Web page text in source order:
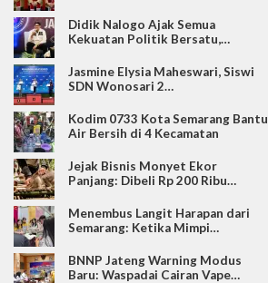
Didik Nalogo Ajak Semua
Kekuatan Politik Bersatu,…
Jasmine Elysia Maheswari, Siswi
SDN Wonosari 2…
Kodim 0733 Kota Semarang Bantu
Air Bersih di 4 Kecamatan
Jejak Bisnis Monyet Ekor
Panjang: Dibeli Rp 200 Ribu…
Menembus Langit Harapan dari
Semarang: Ketika Mimpi…
BNNP Jateng Warning Modus
Baru: Waspadai Cairan Vape…